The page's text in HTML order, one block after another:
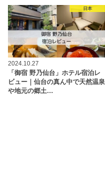
日本
2024.10.27
「御宿 野乃仙台」ホテル宿泊レ
ビュー｜仙台の真ん中で天然温泉
や地元の郷土…